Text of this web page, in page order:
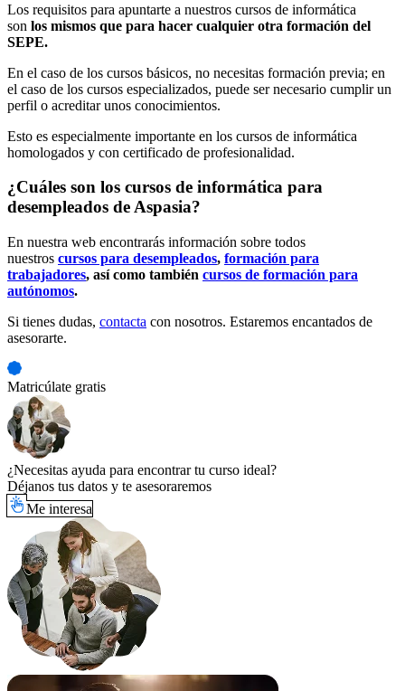
Los requisitos para apuntarte a nuestros cursos de informática
son los mismos que para hacer cualquier otra formación del
SEPE.
En el caso de los cursos básicos, no necesitas formación previa; en
el caso de los cursos especializados, puede ser necesario cumplir un
perfil o acreditar unos conocimientos.
Esto es especialmente importante en los cursos de informática
homologados y con certificado de profesionalidad.
¿Cuáles son los cursos de informática para
desempleados de Aspasia?
En nuestra web encontrarás información sobre todos
nuestros cursos para desempleados, formación para
trabajadores, así como también cursos de formación para
autónomos.
Si tienes dudas, contacta con nosotros. Estaremos encantados de
asesorarte.
Matricúlate gratis
¿Necesitas ayuda para encontrar tu curso ideal?
Déjanos tus datos y te asesoraremos
Me interesa